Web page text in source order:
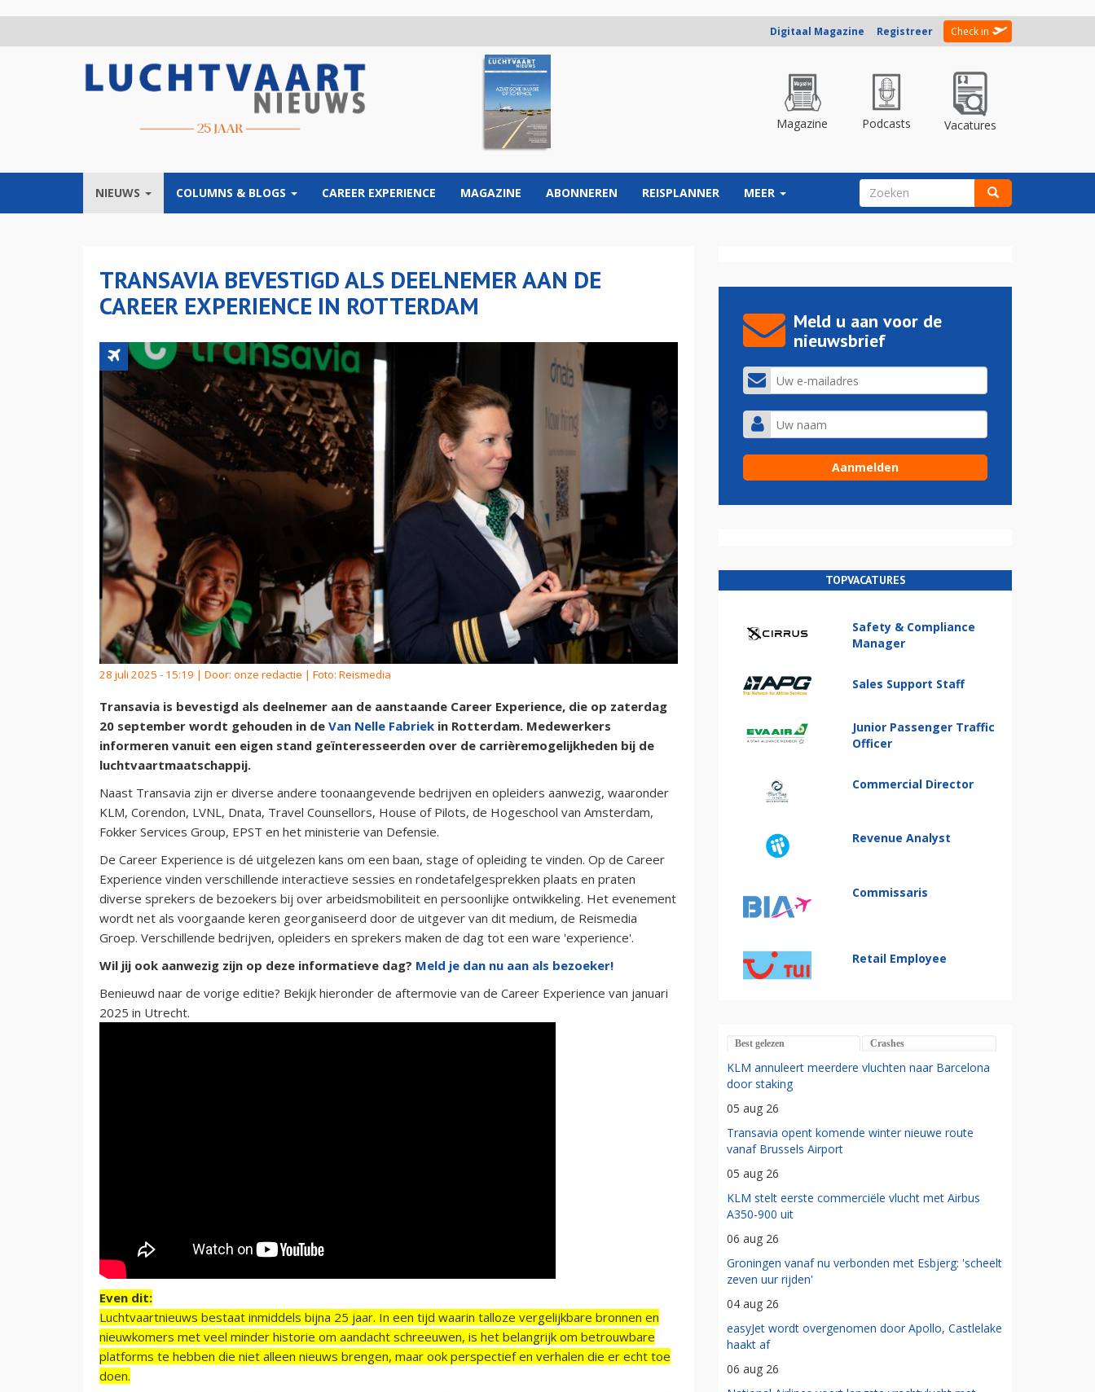
Digitaal Magazine Registreer Check in
Magazine Podcasts Vacatures
NIEUWS COLUMNS & BLOGS CAREER EXPERIENCE MAGAZINE ABONNEREN REISPLANNER MEER ZOEKVELD
TRANSAVIA BEVESTIGD ALS DEELNEMER AAN DE
CAREER EXPERIENCE IN ROTTERDAM
28 juli 2025 - 15:19 | Door: onze redactie | Foto: Reismedia
Transavia is bevestigd als deelnemer aan de aanstaande Career Experience, die op zaterdag
20 september wordt gehouden in de Van Nelle Fabriek in Rotterdam. Medewerkers
informeren vanuit een eigen stand geïnteresseerden over de carrièremogelijkheden bij de
luchtvaartmaatschappij.
Naast Transavia zijn er diverse andere toonaangevende bedrijven en opleiders aanwezig, waaronder
KLM, Corendon, LVNL, Dnata, Travel Counsellors, House of Pilots, de Hogeschool van Amsterdam,
Fokker Services Group, EPST en het ministerie van Defensie.
De Career Experience is dé uitgelezen kans om een baan, stage of opleiding te vinden. Op de Career
Experience vinden verschillende interactieve sessies en rondetafelgesprekken plaats en praten
diverse sprekers de bezoekers bij over arbeidsmobiliteit en persoonlijke ontwikkeling. Het evenement
wordt net als voorgaande keren georganiseerd door de uitgever van dit medium, de Reismedia
Groep. Verschillende bedrijven, opleiders en sprekers maken de dag tot een ware 'experience'.
Wil jij ook aanwezig zijn op deze informatieve dag? Meld je dan nu aan als bezoeker!
Benieuwd naar de vorige editie? Bekijk hieronder de aftermovie van de Career Experience van januari
2025 in Utrecht.
Even dit:
Luchtvaartnieuws bestaat inmiddels bijna 25 jaar. In een tijd waarin talloze vergelijkbare bronnen en
nieuwkomers met veel minder historie om aandacht schreeuwen, is het belangrijk om betrouwbare
platforms te hebben die niet alleen nieuws brengen, maar ook perspectief en verhalen die er echt toe
doen.
Meld u aan voor de
nieuwsbrief
TOPVACATURES
Safety & Compliance
Manager
Sales Support Staff
Junior Passenger Traffic
Officer
Commercial Director
Revenue Analyst
Commissaris
Retail Employee
Best gelezen Crashes
KLM annuleert meerdere vluchten naar Barcelona
door staking
05 aug 26
Transavia opent komende winter nieuwe route
vanaf Brussels Airport
05 aug 26
KLM stelt eerste commerciële vlucht met Airbus
A350-900 uit
06 aug 26
Groningen vanaf nu verbonden met Esbjerg: 'scheelt
zeven uur rijden'
04 aug 26
easyJet wordt overgenomen door Apollo, Castlelake
haakt af
06 aug 26